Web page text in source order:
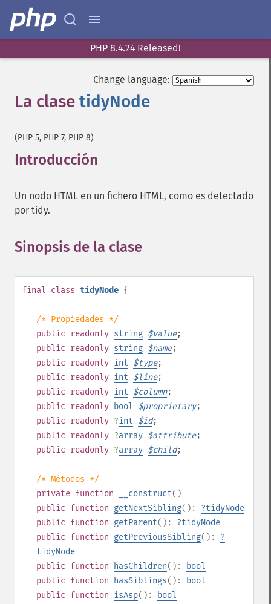
PHP 8.4.24 Released!
Change language:
La clase tidyNode
(PHP 5, PHP 7, PHP 8)
Introducción
Un nodo HTML en un fichero HTML, como es detectado
por tidy.
Sinopsis de la clase
final class tidyNode {
/* Propiedades */
public readonly string $value;
public readonly string $name;
public readonly int $type;
public readonly int $line;
public readonly int $column;
public readonly bool $proprietary;
public readonly ?int $id;
public readonly ?array $attribute;
public readonly ?array $child;
/* Métodos */
private function __construct()
public function getNextSibling(): ?tidyNode
public function getParent(): ?tidyNode
public function getPreviousSibling(): ?
tidyNode
public function hasChildren():
bool
public function hasSiblings():
bool
public function isAsp():
bool